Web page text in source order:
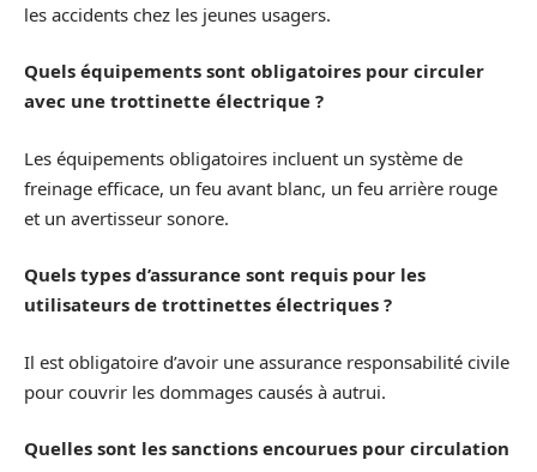
les accidents chez les jeunes usagers.
Quels équipements sont obligatoires pour circuler
avec une trottinette électrique ?
Les équipements obligatoires incluent un système de
freinage efficace, un feu avant blanc, un feu arrière rouge
et un avertisseur sonore.
Quels types d’assurance sont requis pour les
utilisateurs de trottinettes électriques ?
Il est obligatoire d’avoir une assurance responsabilité civile
pour couvrir les dommages causés à autrui.
Quelles sont les sanctions encourues pour circulation